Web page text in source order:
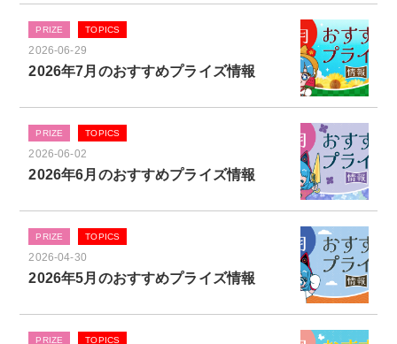
PRIZE TOPICS
2026-06-29
2026年7月のおすすめプライズ情報
PRIZE TOPICS
2026-06-02
2026年6月のおすすめプライズ情報
PRIZE TOPICS
2026-04-30
2026年5月のおすすめプライズ情報
PRIZE TOPICS